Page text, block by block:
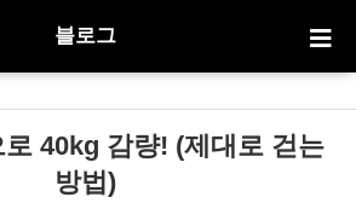
블로그
40kg 감량! (제대로 걷는
방법)